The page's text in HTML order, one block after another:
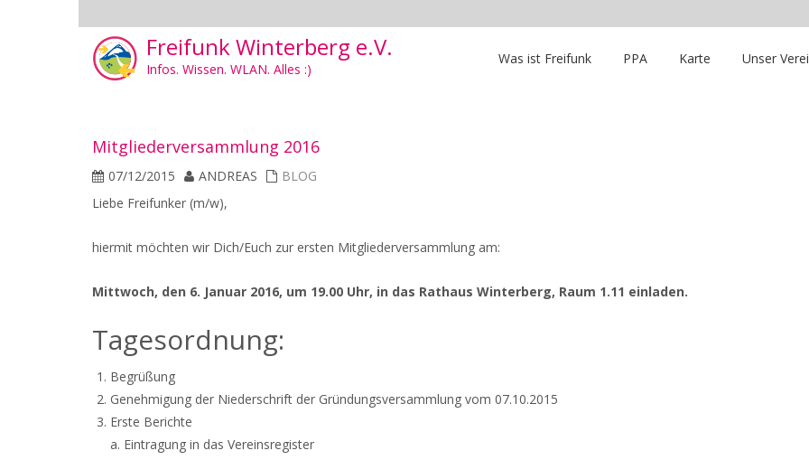
Freifunk Winterberg e.V.
Infos. Wissen. WLAN. Alles :)
Was ist Freifunk PPA Karte Unser
Mitgliederversammlung 2016
07/12/2015 ANDREAS
BLOG
Liebe Freifunker (m/w),
hiermit möchten wir Dich/Euch zur ersten Mitgliederversammlung am:
Mittwoch, den 6. Januar 2016, um 19.00 Uhr, in das Rathaus Winterberg, Raum 1.11 einladen.
Tagesordnung:
Begrüßung
Genehmigung der Niederschrift der Gründungsversammlung vom 07.10.2015
Erste Berichte
a. Eintragung in das Vereinsregister